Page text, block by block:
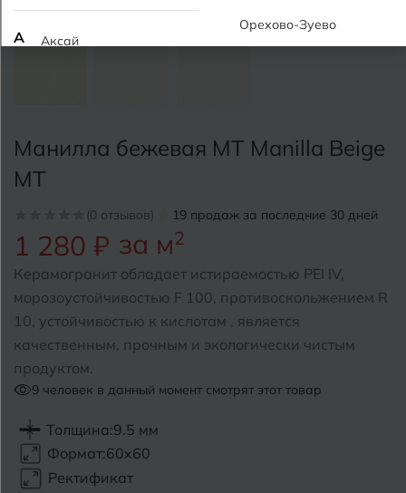
Манилла бежевая MT Manilla Beige
MT
(0 отзывов) 19 продаж за последние 30 дней
1 280 ₽ за м2
Керамогранит обладает истираемостью PEI IV,
морозоустойчивостью F 100, противоскольжением R
10, устойчивостью к кислотам , является
качественным, прочным и экологически чистым
продуктом.
9 человек в данный момент смотрят этот товар
Толщина:9.5 мм
Формат:60x60
Ректификат
А Аксай
Анапа
Б Барнаул
Белгород
Белореченск
Боровичи
Бугульма
Бугуруслан
Орехово-Зуево
Псков
Ростов-на-Дону